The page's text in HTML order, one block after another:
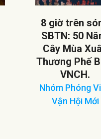
8 giờ trên
SBTN: 50
Cây Mùa
Thương Phế
VNCH.
Nhóm Phóng
Vận Hội Mới